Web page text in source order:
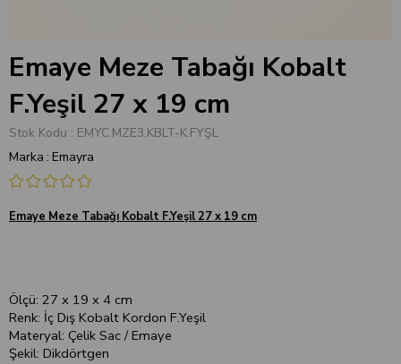
Emaye Meze Tabağı Kobalt
F.Yeşil 27 x 19 cm
Stok Kodu
EMYC.MZE3.KBLT-K.FYŞL
Marka : Emayra
Emaye Meze Tabağı Kobalt F.Yeşil 27 x 19 cm
Ölçü: 27 x 19 x 4 cm
Renk: İç Dış Kobalt Kordon F.Yeşil
Materyal: Çelik Sac / Emaye
Şekil: Dikdörtgen